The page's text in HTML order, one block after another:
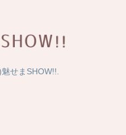
せまSHOW!!.